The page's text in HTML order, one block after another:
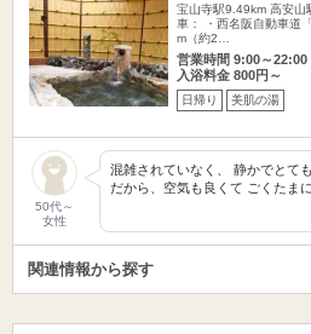
宝山寺駅9.49km 高安山
車： ・西名阪自動車道
m（約2…
営業時間 9:00～22:00
入浴料金 800円～
日帰り 美肌の湯
50代～
女性
混雑されていなく、 静かでとて
だから、空気も良くて ごくたま
関連情報から探す